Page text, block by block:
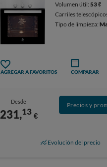
Volumen útil: 53 ℓ
Carriles
Tipo de limpieza:
AGREGAR A FAVORITOS COMPARAR
Desde
231,13 €
Precios y
Evolución del precio